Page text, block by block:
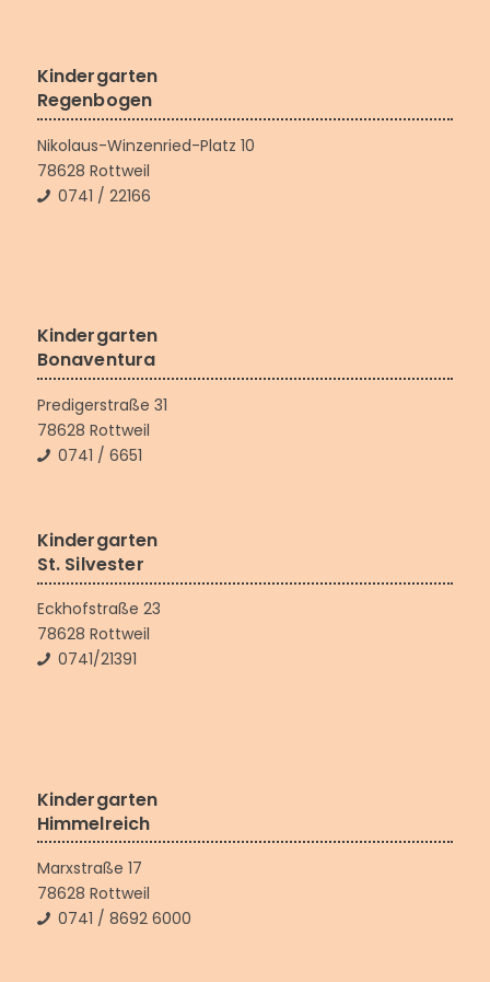
Kindergarten
Regenbogen
Nikolaus-Winzenried-Platz 10
78628 Rottweil
0741 / 22166
Kindergarten
Bonaventura
Predigerstraße 31
78628 Rottweil
0741 / 6651
Kindergarten
St. Silvester
Eckhofstraße 23
78628 Rottweil
0741/21391
Kindergarten
Himmelreich
Marxstraße 17
78628 Rottweil
0741 / 8692 6000